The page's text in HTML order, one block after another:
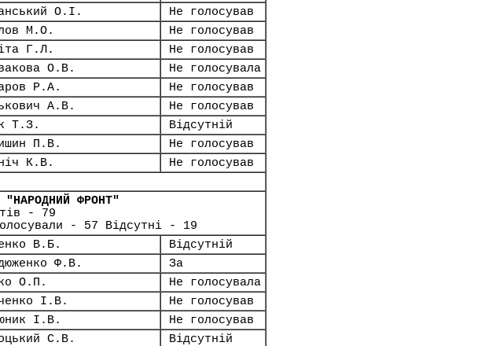
О.І.
Не голосував
М.О.
Не голосував
Г.Л.
Не голосував
О.В.
Не голосувала
Р.А.
Не голосував
А.В.
Не голосував
Т.З.
Відсутній
П.В.
Не голосував
К.В. Не голосував
"НАРОДНИЙ ФРОНТ"
- 79
- 57 Відсутні - 19
В.Б.
Відсутній
Ф.В.
За
О.П.
Не голосувала
І.В.
Не голосував
І.В.
Не голосував
С.В.
Відсутній